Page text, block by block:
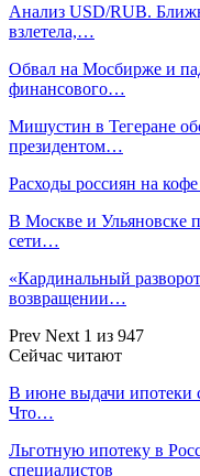
Анализ USD/RUB.
взлетела,…
Обвал на Мосбирже и
финансового…
Мишустин в Тегеране
президентом…
Расходы россиян на
В Москве и Ульяновске
сети…
«Кардинальный
возвращении…
Prev Next 1 из 947
Сейчас читают
В июне выдачи ипотеки
Что…
Льготную ипотеку в
специалистов